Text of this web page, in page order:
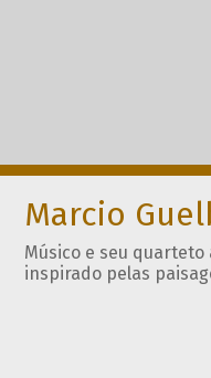
Marcio
Músico e seu
inspirado pelas